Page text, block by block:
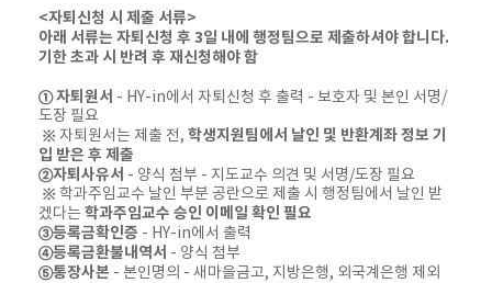
<자퇴신청 시 제출 서류>
아래 서류는 자퇴신청 후 3일 내에 행정팀으로 제출하셔야 합니다.
기한 초과 시 반려 후 재신청해야 함
① 자퇴원서 - HY-in에서 자퇴신청 후 출력 - 보호자 및 본인 서명/
도장 필요
※ 자퇴원서는 제출 전, 학생지원팀에서 날인 및 반환계좌 정보 기
입 받은 후 제출
②자퇴사유서 - 양식 첨부 - 지도교수 의견 및 서명/도장 필요
※ 학과주임교수 날인 부분 공란으로 제출 시 행정팀에서 날인 받
겠다는 학과주임교수 승인 이메일 확인 필요
③등록금확인증 - HY-in에서 출력
④등록금환불내역서 - 양식 첨부
⑤통장사본 - 본인명의 - 새마을금고, 지방은행, 외국계은행 제외